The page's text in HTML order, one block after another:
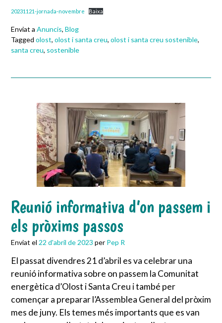
20231121-jornada-novembre Baixa
Enviat a Anuncis, Blog
Tagged olost, olost i santa creu, olost i santa creu sostenible,
santa creu, sostenible
Reunió informativa d’on passem i
els pròxims passos
Enviat el 22 d'abril de 2023 per Pep R
El passat divendres 21 d’abril es va celebrar una
reunió informativa sobre on passem la Comunitat
energètica d’Olost i Santa Creu i també per
començar a preparar l’Assemblea General del pròxim
mes de juny. Els temes més importants que es van